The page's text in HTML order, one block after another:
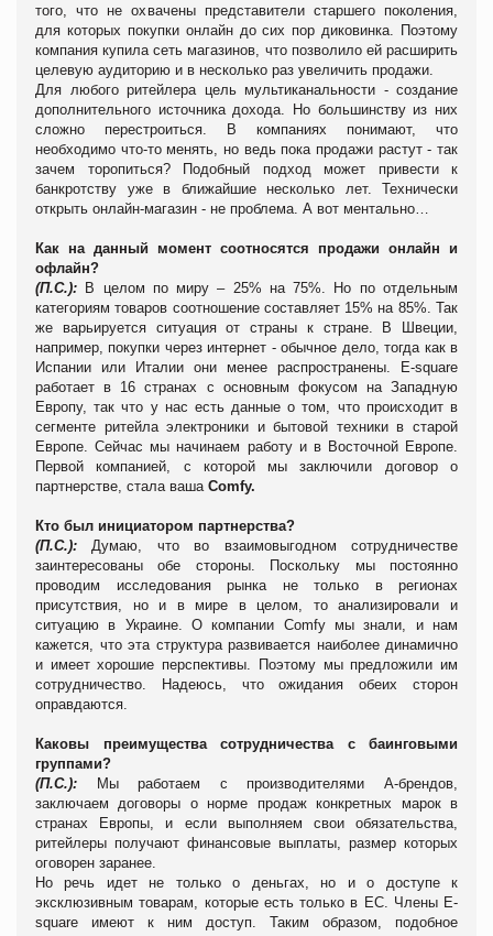
того, что не охвачены представители старшего поколения,
для которых покупки онлайн до сих пор диковинка. Поэтому
компания купила сеть магазинов, что позволило ей расширить
целевую аудиторию и в несколько раз увеличить продажи.
Для любого ритейлера цель мультиканальности - создание
дополнительного источника дохода. Но большинству из них
сложно перестроиться. В компаниях понимают, что
необходимо что-то менять, но ведь пока продажи растут - так
зачем торопиться? Подобный подход может привести к
банкротству уже в ближайшие несколько лет. Технически
открыть онлайн-магазин - не проблема. А вот ментально…
Как на данный момент соотносятся продажи онлайн и
офлайн?
(П.С.): В целом по миру – 25% на 75%. Но по отдельным
категориям товаров соотношение составляет 15% на 85%. Так
же варьируется ситуация от страны к стране. В Швеции,
например, покупки через интернет - обычное дело, тогда как в
Испании или Италии они менее распространены. E-square
работает в 16 странах с основным фокусом на Западную
Европу, так что у нас есть данные о том, что происходит в
сегменте ритейла электроники и бытовой техники в старой
Европе. Сейчас мы начинаем работу и в Восточной Европе.
Первой компанией, с которой мы заключили договор о
партнерстве, стала ваша Comfy.
Кто был инициатором партнерства?
(П.С.): Думаю, что во взаимовыгодном сотрудничестве
заинтересованы обе стороны. Поскольку мы постоянно
проводим исследования рынка не только в регионах
присутствия, но и в мире в целом, то анализировали и
ситуацию в Украине. О компании Comfy мы знали, и нам
кажется, что эта структура развивается наиболее динамично
и имеет хорошие перспективы. Поэтому мы предложили им
сотрудничество. Надеюсь, что ожидания обеих сторон
оправдаются.
Каковы преимущества сотрудничества с баинговыми
группами?
(П.С.): Мы работаем с производителями А-брендов,
заключаем договоры о норме продаж конкретных марок в
странах Европы, и если выполняем свои обязательства,
ритейлеры получают финансовые выплаты, размер которых
оговорен заранее.
Но речь идет не только о деньгах, но и о доступе к
эксклюзивным товарам, которые есть только в ЕС. Члены E-
square имеют к ним доступ. Таким образом, подобное